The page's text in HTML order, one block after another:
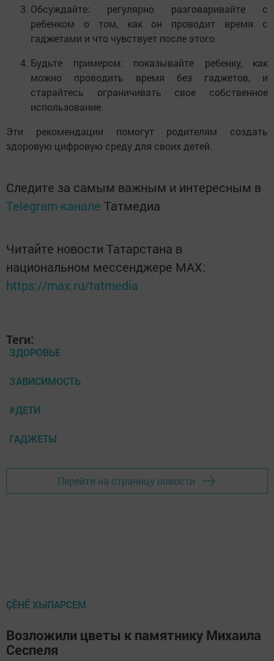
Обсуждайте: регулярно разговаривайте с
ребенком о том, как он проводит время с
гаджетами и что чувствует после этого.
Будьте примером: показывайте ребенку, как
можно проводить время без гаджетов, и
старайтесь ограничивать свое собственное
использование.
Эти рекомендации помогут родителям создать
здоровую цифровую среду для своих детей.
Следите за самым важным и интересным в
Telegram-канале Татмедиа
Читайте новости Татарстана в
национальном мессенджере MАХ:
https://max.ru/tatmedia
Теги:
ЗДОРОВЬЕ
ЗАВИСИМОСТЬ
#ДЕТИ
ГАДЖЕТЫ
Перейти на страницу новости
ÇӖНӖ ХЫПАРСЕМ
Возложили цветы к памятнику Михаила
Сеспеля